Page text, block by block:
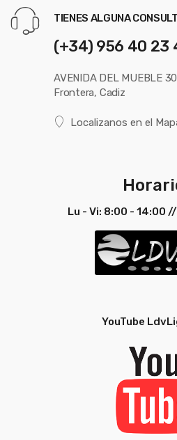
TIENES ALGUNA
(+34) 956 40 23
AVENIDA DEL MUEBLE
Frontera, Cadiz
Localizanos en el
Lu - Vi: 8:00 - 14:00
YouTube